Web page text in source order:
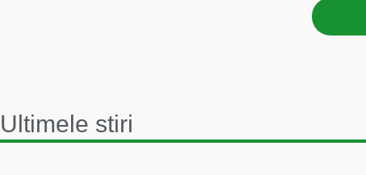
Ultimele stiri